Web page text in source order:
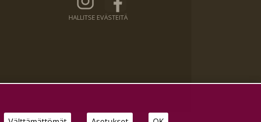
HALLITSE EVÄSTEITÄ